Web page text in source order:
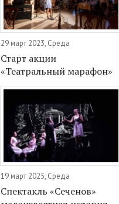
29 март 2023, Среда
Старт акции
«Театральный марафон»
19 март 2025, Среда
Спектакль «Сеченов»